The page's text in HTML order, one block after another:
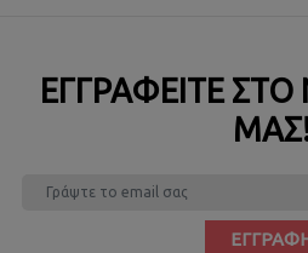
ΕΓΓΡΑΦΕΊΤΕ ΣΤΟ